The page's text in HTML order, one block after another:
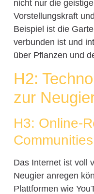
nicht nur die
Vorstellungskraft
Beispiel ist die
verbunden ist und
über Pflanzen und
H2:
zur
H3: Online-
Communities
Das Internet ist voll
Neugier anregen
Plattformen wie